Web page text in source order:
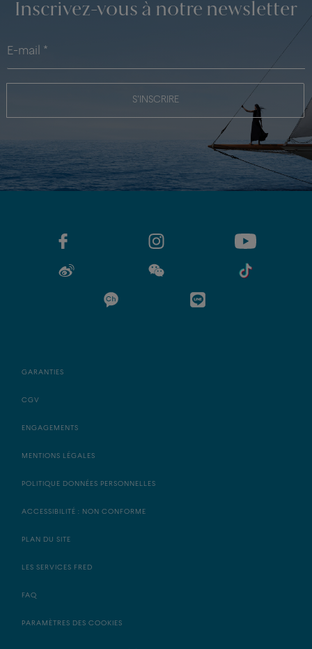
Inscrivez-vous à notre newsletter
S'INSCRIRE
GARANTIES
CGV
ENGAGEMENTS
MENTIONS LÉGALES
POLITIQUE DONNÉES PERSONNELLES
ACCESSIBILITÉ : NON CONFORME
PLAN DU SITE
LES SERVICES FRED
FAQ
PARAMÈTRES DES COOKIES